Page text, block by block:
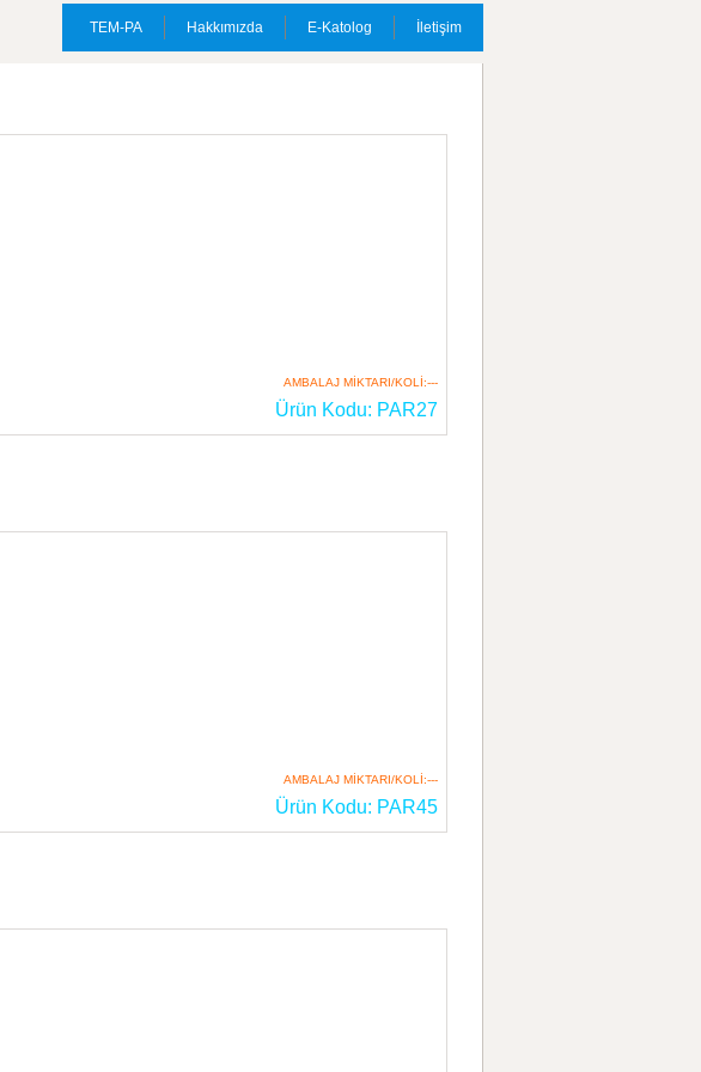
TEM-PA Hakkımızda E-Katolog İletişim
AMBALAJ MİKTARI/KOLİ:---
Ürün Kodu: PAR27
AMBALAJ MİKTARI/KOLİ:---
Ürün Kodu: PAR45